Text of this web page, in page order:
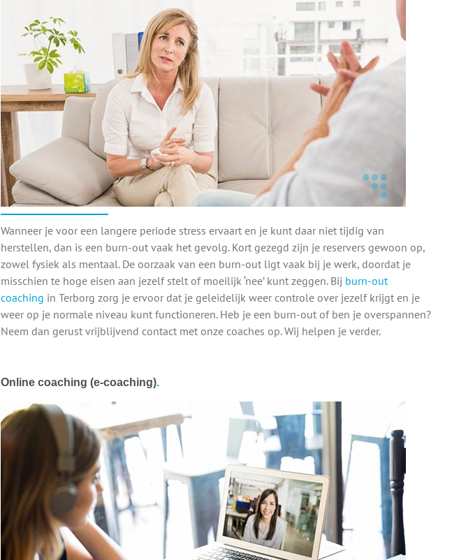
Wanneer je voor een langere periode stress ervaart en je kunt daar niet tijdig van
herstellen, dan is een burn-out vaak het gevolg. Kort gezegd zijn je reservers gewoon op,
zowel fysiek als mentaal. De oorzaak van een burn-out ligt vaak bij je werk, doordat je
misschien te hoge eisen aan jezelf stelt of moeilijk ‘nee’ kunt zeggen. Bij burn-out
coaching in Terborg zorg je ervoor dat je geleidelijk weer controle over jezelf krijgt en je
weer op je normale niveau kunt functioneren. Heb je een burn-out of ben je overspannen?
Neem dan gerust vrijblijvend contact met onze coaches op. Wij helpen je verder.
Online coaching (e-coaching).